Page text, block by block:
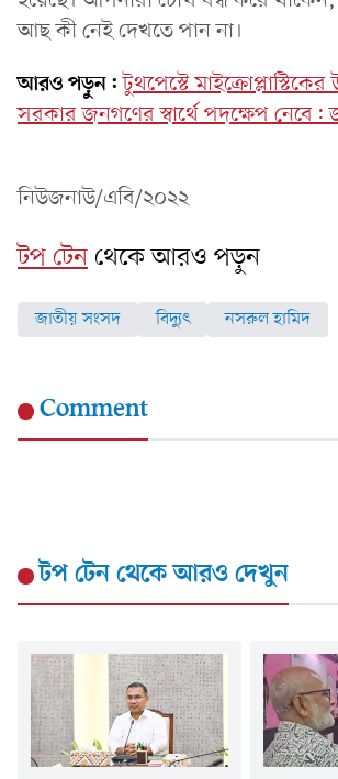
আছ কী নেই দেখতে পান না।
আরও পড়ুন: টুথপেস্টে মাইক্রোপ্লাস্টিকের
সরকার জনগণের স্বার্থে পদক্ষেপ নেবে:
নিউজনাউ/এবি/২০২২
টপ টেনথেকে আরও পড়ুন
জাতীয় সংসদ বিদ্যুৎ নসরুল হামিদ
Comment
টপ টেনথেকে আরও দেখুন